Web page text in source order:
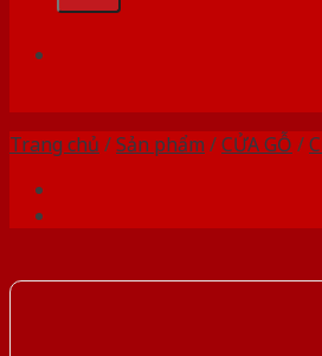
Trang chủ /Sản phẩm /CỬA GỖ /